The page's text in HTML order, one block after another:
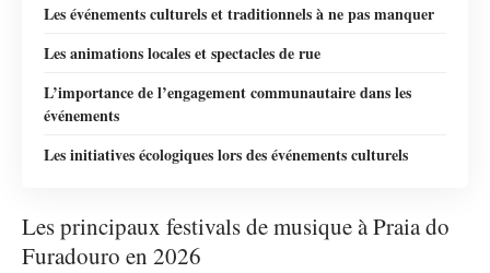
Les événements culturels et traditionnels à ne pas manquer
Les animations locales et spectacles de rue
L’importance de l’engagement communautaire dans les
événements
Les initiatives écologiques lors des événements culturels
Les principaux festivals de musique à Praia do
Furadouro en 2026